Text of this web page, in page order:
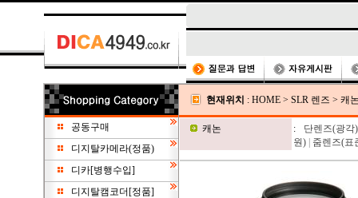
공동구매
디지탈카메라(정품)
디카[병행수입]
디지탈캠코더[정품]
현재위치 : HOME > SLR 렌즈 > 캐
캐논 :
단렌즈(광각)
원)
줌렌즈(표